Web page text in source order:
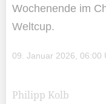
Wochenende im
Weltcup.
09. Januar 2026, 06:00
Philipp Kolb